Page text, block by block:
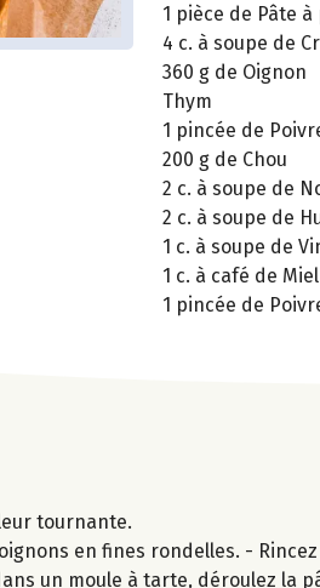
1 pièce de Pâte à
4 c. à soupe de
360 g de Oignon
Thym
1 pincée de
200 g de Chou
2 c. à soupe de
2 c. à soupe de
1 c. à soupe de
1 c. à café de Miel
1 pincée de
tournante.
oignons en fines rondelles. -
un moule à tarte, déroulez la